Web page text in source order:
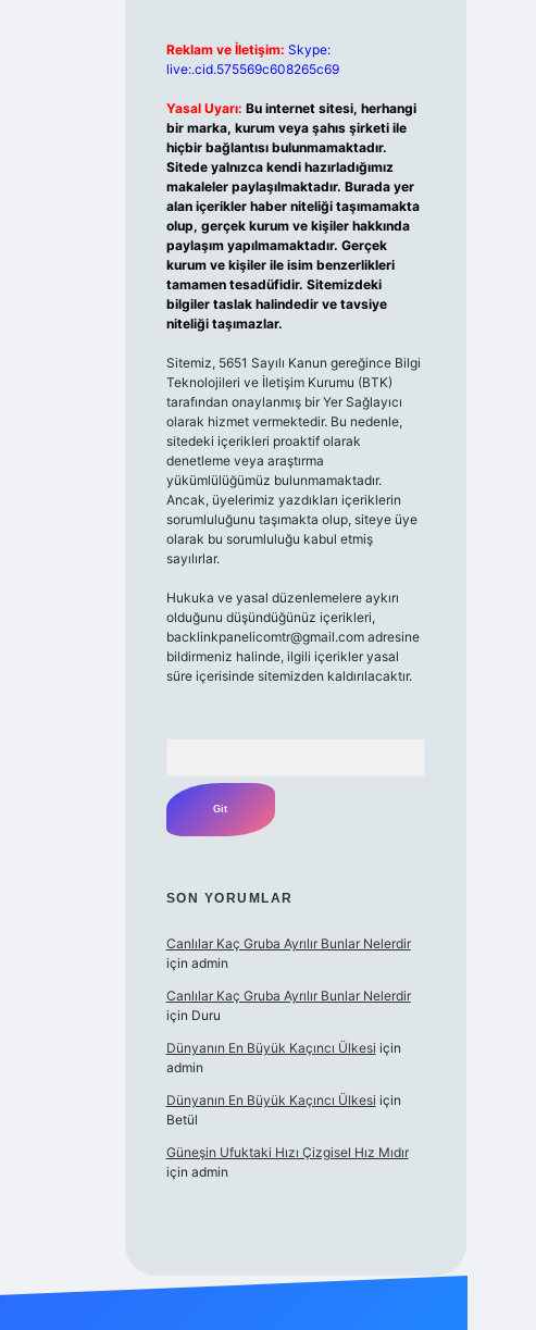
Reklam ve İletişim: Skype:
live:.cid.575569c608265c69
Yasal Uyarı: Bu internet sitesi, herhangi
bir marka, kurum veya şahıs şirketi ile
hiçbir bağlantısı bulunmamaktadır.
Sitede yalnızca kendi hazırladığımız
makaleler paylaşılmaktadır. Burada yer
alan içerikler haber niteliği taşımamakta
olup, gerçek kurum ve kişiler hakkında
paylaşım yapılmamaktadır. Gerçek
kurum ve kişiler ile isim benzerlikleri
tamamen tesadüfidir. Sitemizdeki
bilgiler taslak halindedir ve tavsiye
niteliği taşımazlar.
Sitemiz, 5651 Sayılı Kanun gereğince Bilgi
Teknolojileri ve İletişim Kurumu (BTK)
tarafından onaylanmış bir Yer Sağlayıcı
olarak hizmet vermektedir. Bu nedenle,
sitedeki içerikleri proaktif olarak
denetleme veya araştırma
yükümlülüğümüz bulunmamaktadır.
Ancak, üyelerimiz yazdıkları içeriklerin
sorumluluğunu taşımakta olup, siteye üye
olarak bu sorumluluğu kabul etmiş
sayılırlar.
Hukuka ve yasal düzenlemelere aykırı
olduğunu düşündüğünüz içerikleri,
backlinkpanelicomtr@gmail.comadresine
bildirmeniz halinde, ilgili içerikler yasal
süre içerisinde sitemizden kaldırılacaktır.
SON YORUMLAR
Canlılar Kaç Gruba Ayrılır Bunlar Nelerdir
için admin
Canlılar Kaç Gruba Ayrılır Bunlar Nelerdir
için Duru
Dünyanın En Büyük Kaçıncı Ülkesi için
admin
Dünyanın En Büyük Kaçıncı Ülkesi için
Betül
Güneşin Ufuktaki Hızı Çizgisel Hız Mıdır
için admin